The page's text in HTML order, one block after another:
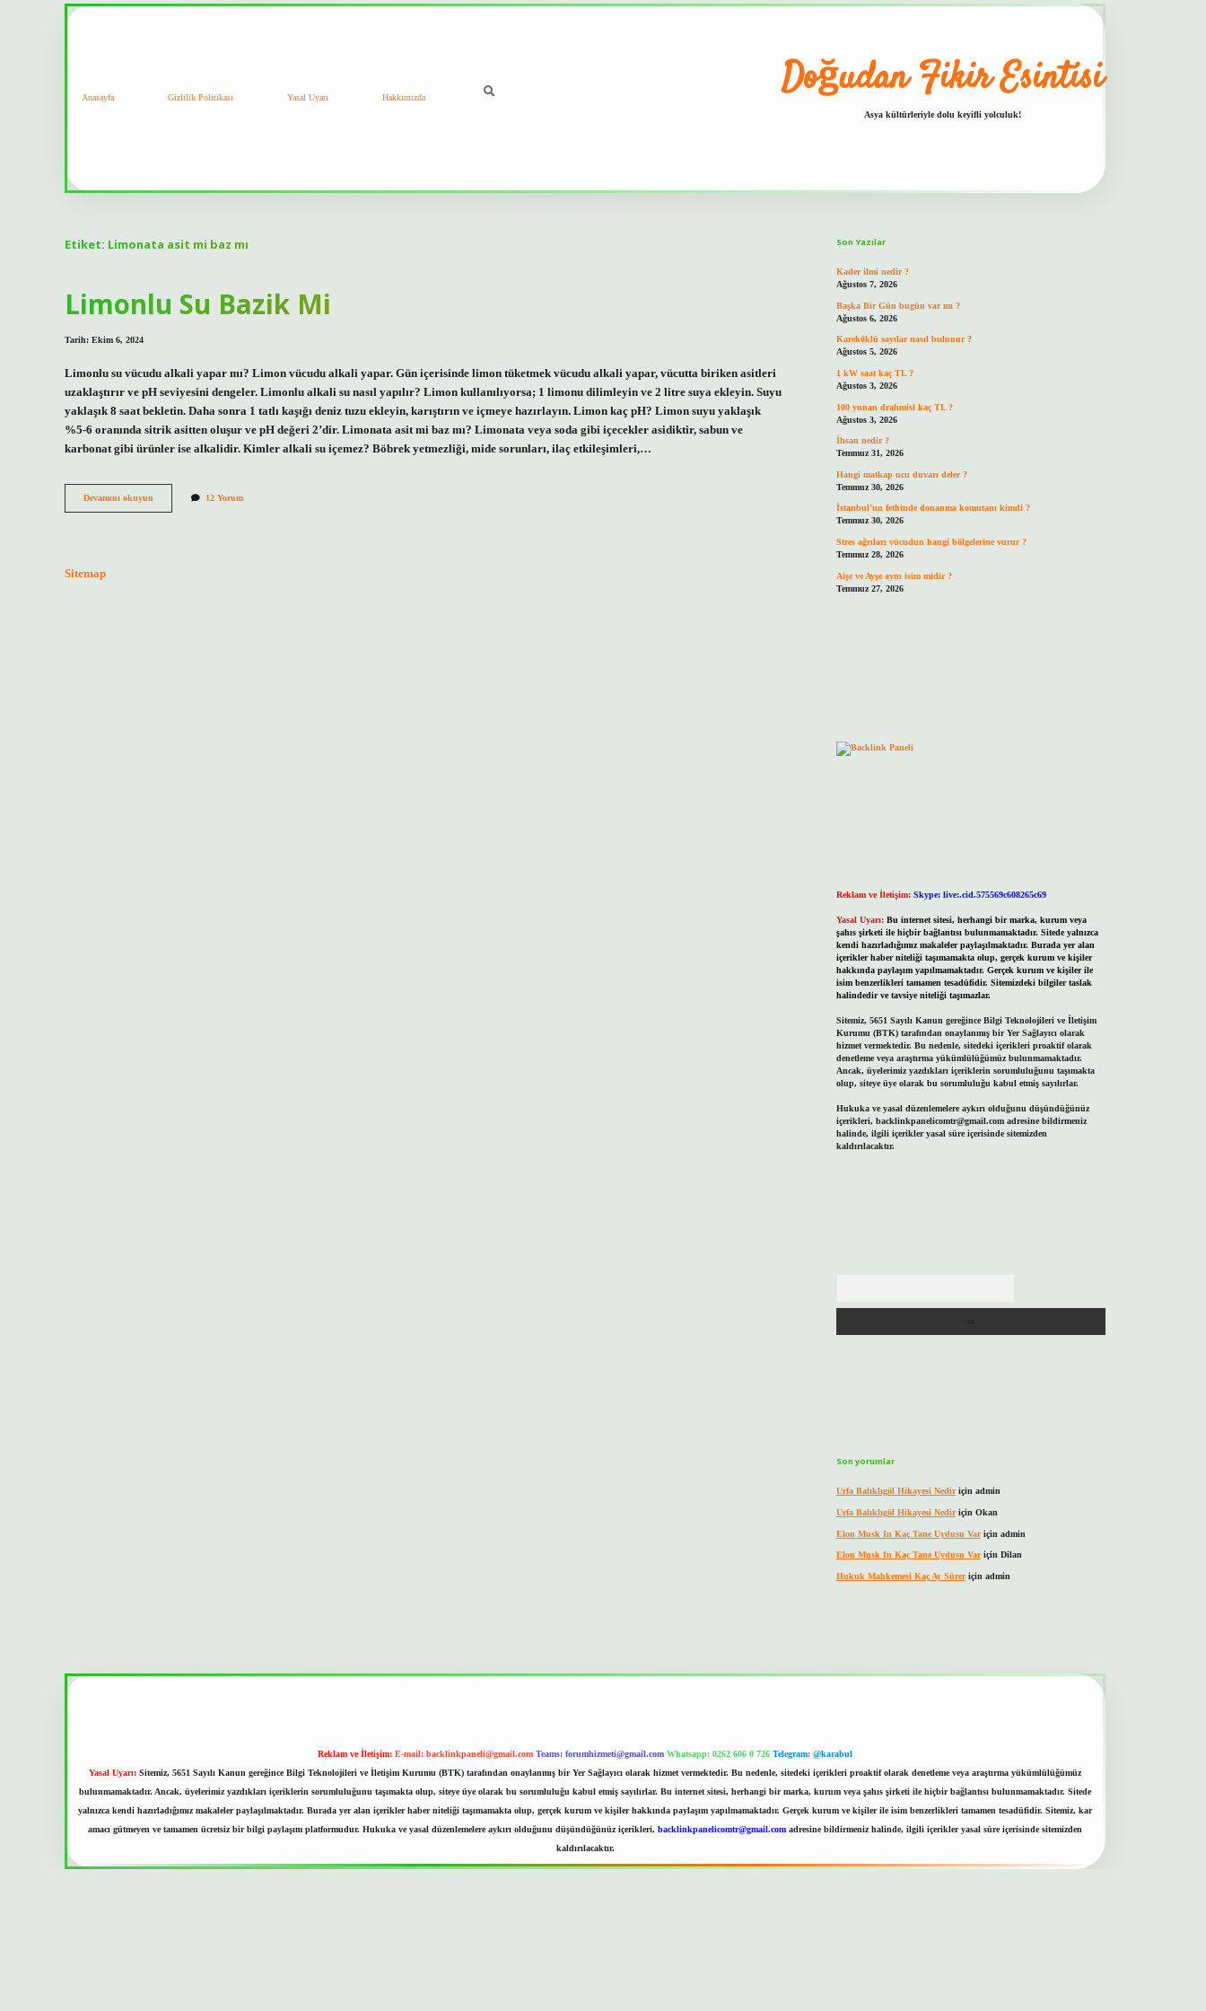
Anasayfa Gizlilik Politikası Yasal Uyarı Hakkımızda Doğudan Fikir Esintisi
Asya kültürleriyle dolu keyifli yolculuk!
Etiket: Limonata asit mi baz mı
Limonlu Su Bazik Mi
Tarih: Ekim 6, 2024
Limonlu su vücudu alkali yapar mı? Limon vücudu alkali yapar. Gün içerisinde limon tüketmek vücudu alkali yapar, vücutta biriken asitleri
uzaklaştırır ve pH seviyesini dengeler. Limonlu alkali su nasıl yapılır? Limon kullanılıyorsa; 1 limonu dilimleyin ve 2 litre suya ekleyin. Suyu
yaklaşık 8 saat bekletin. Daha sonra 1 tatlı kaşığı deniz tuzu ekleyin, karıştırın ve içmeye hazırlayın. Limon kaç pH? Limon suyu yaklaşık
%5-6 oranında sitrik asitten oluşur ve pH değeri 2’dir. Limonata asit mi baz mı? Limonata veya soda gibi içecekler asidiktir, sabun ve
karbonat gibi ürünler ise alkalidir. Kimler alkali su içemez? Böbrek yetmezliği, mide sorunları, ilaç etkileşimleri,…
Devamını okuyun
Su
12 Yorum
Sitemap
Son Yazılar
Kader ilmi nedir ?
Ağustos 7, 2026
Başka Bir Gün bugün var mı ?
Ağustos 6, 2026
Kareköklü sayılar nasıl bulunur ?
Ağustos 5, 2026
1 kW saat kaç TL ?
Ağustos 3, 2026
100 yunan drahmisi kaç TL ?
Ağustos 3, 2026
İhsan nedir ?
Temmuz 31, 2026
Hangi matkap ucu duvarı deler ?
Temmuz 30, 2026
İstanbul’un fethinde donanma komutanı kimdi ?
Temmuz 30, 2026
Stres ağrıları vücudun hangi bölgelerine vurur ?
Temmuz 28, 2026
Aişe ve Ayşe aynı isim midir ?
Temmuz 27, 2026
Reklam ve İletişim: Skype: live:.cid.575569c608265c69
Yasal Uyarı: Bu internet sitesi, herhangi bir marka, kurum veya
şahıs şirketi ile hiçbir bağlantısı bulunmamaktadır. Sitede yalnızca
kendi hazırladığımız makaleler paylaşılmaktadır. Burada yer alan
içerikler haber niteliği taşımamakta olup, gerçek kurum ve kişiler
hakkında paylaşım yapılmamaktadır. Gerçek kurum ve kişiler ile
isim benzerlikleri tamamen tesadüfidir. Sitemizdeki bilgiler taslak
halindedir ve tavsiye niteliği taşımazlar.
Sitemiz, 5651 Sayılı Kanun gereğince Bilgi Teknolojileri ve İletişim
Kurumu (BTK) tarafından onaylanmış bir Yer Sağlayıcı olarak
hizmet vermektedir. Bu nedenle, sitedeki içerikleri proaktif olarak
denetleme veya araştırma yükümlülüğümüz bulunmamaktadır.
Ancak, üyelerimiz yazdıkları içeriklerin sorumluluğunu taşımakta
olup, siteye üye olarak bu sorumluluğu kabul etmiş sayılırlar.
Hukuka ve yasal düzenlemelere aykırı olduğunu düşündüğünüz
içerikleri, backlinkpanelicomtr@gmail.comadresine bildirmeniz
halinde, ilgili içerikler yasal süre içerisinde sitemizden
kaldırılacaktır.
Son yorumlar
Urfa Balıklıgöl Hikayesi Nediriçin admin
Urfa Balıklıgöl Hikayesi Nediriçin Okan
Elon Musk In Kaç Tane Uydusu Variçin admin
Elon Musk In Kaç Tane Uydusu Variçin Dilan
Hukuk Mahkemesi Kaç Ay Süreriçin admin
Reklam ve İletişim: E-mail: backlinkpaneli@gmail.com Teams: forumhizmeti@gmail.com Whatsapp: 0262 606 0 726 Telegram: @karabul
Yasal Uyarı: Sitemiz, 5651 Sayılı Kanun gereğince Bilgi Teknolojileri ve İletişim Kurumu (BTK) tarafından onaylanmış bir Yer Sağlayıcı olarak hizmet vermektedir. Bu nedenle, sitedeki içerikleri proaktif olarak denetleme veya araştırma yükümlülüğümüz
bulunmamaktadır. Ancak, üyelerimiz yazdıkları içeriklerin sorumluluğunu taşımakta olup, siteye üye olarak bu sorumluluğu kabul etmiş sayılırlar. Bu internet sitesi, herhangi bir marka, kurum veya şahıs şirketi ile hiçbir bağlantısı bulunmamaktadır. Sitede
yalnızca kendi hazırladığımız makaleler paylaşılmaktadır. Burada yer alan içerikler haber niteliği taşımamakta olup, gerçek kurum ve kişiler hakkında paylaşım yapılmamaktadır. Gerçek kurum ve kişiler ile isim benzerlikleri tamamen tesadüfidir. Sitemiz, kar
amacı gütmeyen ve tamamen ücretsiz bir bilgi paylaşım platformudur. Hukuka ve yasal düzenlemelere aykırı olduğunu düşündüğünüz içerikleri, backlinkpanelicomtr@gmail.com adresine bildirmeniz halinde, ilgili içerikler yasal süre içerisinde sitemizden
kaldırılacaktır.